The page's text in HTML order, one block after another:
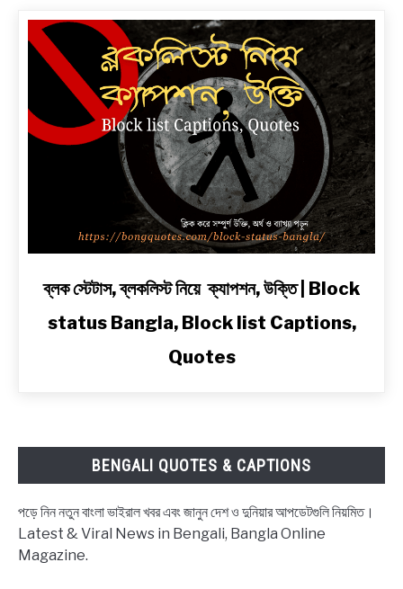
|
সেরা
প্রেম,
রোমান্টিক,
অ্যাটিটিউড
link
Bangla,
Block
list
ব্লক স্টেটাস, ব্লকলিস্ট নিয়ে ক্যাপশন, উক্তি | Block
status Bangla, Block list Captions,
Quotes
BENGALI QUOTES & CAPTIONS
পড়ে নিন নতুন বাংলা ভাইরাল খবর এবং জানুন দেশ ও দুনিয়ার আপডেটগুলি নিয়মিত।
Latest & Viral News in Bengali, Bangla Online
Magazine.